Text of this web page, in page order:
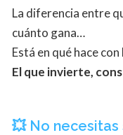
La diferencia entre
cuánto gana…
Está en qué hace
El que invierte,
💥 No